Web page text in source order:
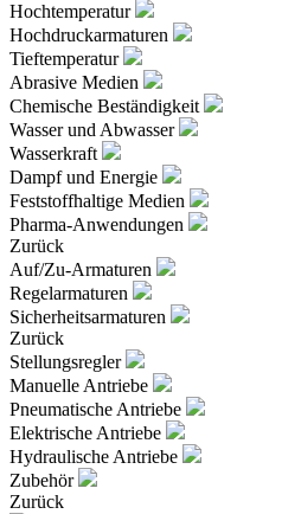
Hochtemperatur
Hochdruckarmaturen
Tieftemperatur
Abrasive Medien
Chemische Beständigkeit
Wasser und Abwasser
Wasserkraft
Dampf und Energie
Feststoffhaltige Medien
Pharma-Anwendungen
Zurück
Auf/Zu-Armaturen
Regelarmaturen
Sicherheitsarmaturen
Zurück
Stellungsregler
Manuelle Antriebe
Pneumatische Antriebe
Elektrische Antriebe
Hydraulische Antriebe
Zubehör
Zurück